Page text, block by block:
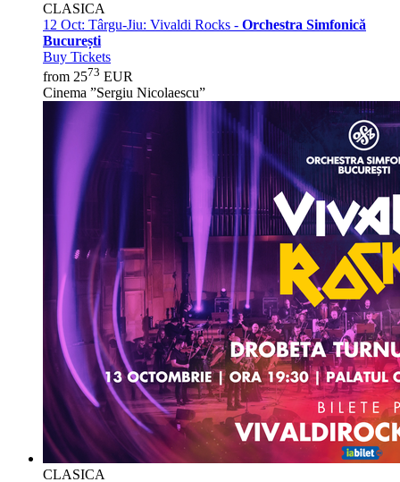
CLASICA
12 Oct: Târgu-Jiu: Vivaldi Rocks - Orchestra Simfonică
București
Buy Tickets
from 2573 EUR
Cinema ”Sergiu Nicolaescu”
CLASICA